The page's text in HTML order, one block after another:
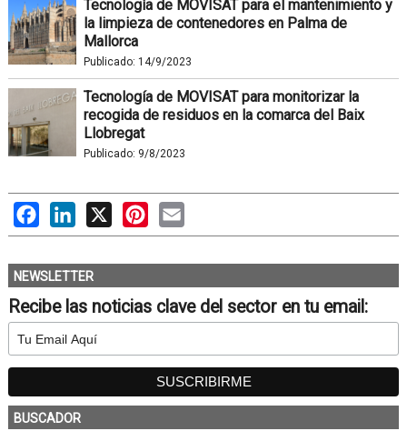
Tecnología de MOVISAT para el mantenimiento y
la limpieza de contenedores en Palma de
Mallorca
Publicado: 14/9/2023
Tecnología de MOVISAT para monitorizar la
recogida de residuos en la comarca del Baix
Llobregat
Publicado: 9/8/2023
FacebookLinkedIn
X PinterestEmail
NEWSLETTER
Recibe las noticias clave del sector en tu email:
BUSCADOR